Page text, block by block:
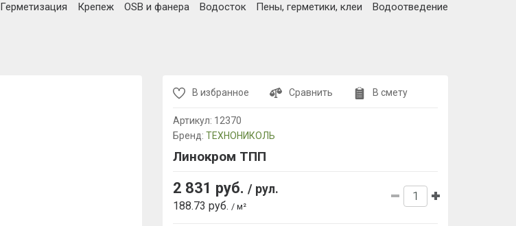
Герметизация Крепеж OSB и фанера Водосток Пены, герметики, клеи Водоотведение
В избранное Сравнить В смету
Артикул: 12370
Бренд: ТЕХНОНИКОЛЬ
Линокром ТПП
2 831 руб. / рул.
188.73 руб. / м²